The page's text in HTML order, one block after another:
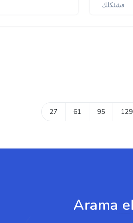
فشئكلك
27 61 95 129
Arama